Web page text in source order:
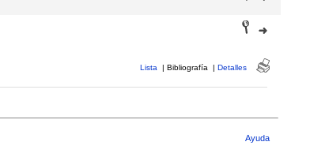
Lista | Bibliografía | Detalles
Ayuda